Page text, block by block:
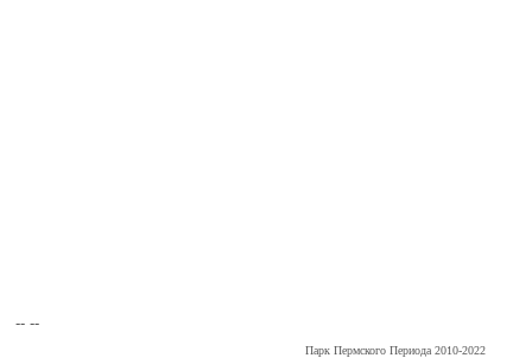
-- --
Парк Пермского Периода 2010-2022